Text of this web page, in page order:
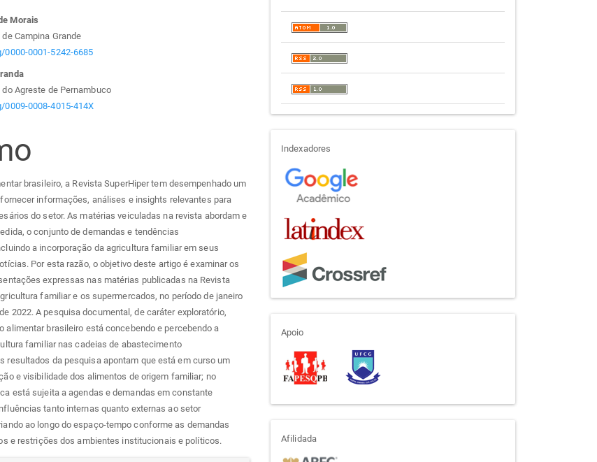
Morais
Campina Grande
0001-5242-6685
Agreste de Pernambuco
0008-4015-414X
brasileiro, a Revista SuperHiper tem desempenhado um
informações, análises e insights relevantes para
do setor. As matérias veiculadas na revista abordam e
o conjunto de demandas e tendências
a incorporação da agricultura familiar em seus
Por esta razão, o objetivo deste artigo é examinar os
expressas nas matérias publicadas na Revista
familiar e os supermercados, no período de janeiro
2022. A pesquisa documental, de caráter exploratório,
alimentar brasileiro está concebendo e percebendo a
familiar nas cadeias de abastecimento
resultados da pesquisa apontam que está em curso um
e visibilidade dos alimentos de origem familiar; no
está sujeita a agendas e demandas em constante
tanto internas quanto externas ao setor
ao longo do espaço-tempo conforme as demandas
e restrições dos ambientes institucionais e políticos.
indexadores
Indexadores
apoio
Apoio
afiliada
Afilidada